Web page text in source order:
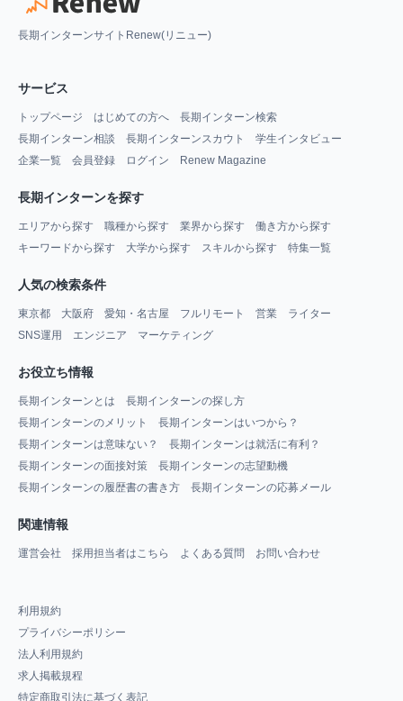
長期インターンサイトRenew(リニュー)
サービス
トップページ はじめての方へ
長期インターン検索
長期インターン相談
長期インターンスカウト
学生インタビュー
企業一覧
会員登録 ログイン Renew Magazine
長期インターンを探す
エリアから探す 職種から探す 業界から探す
働き方から探す
キーワードから探す
大学から探す スキルから探す 特集一覧
人気の検索条件
東京都 大阪府 愛知・名古屋 フルリモート 営業
ライター
SNS運用
エンジニア マーケティング
お役立ち情報
長期インターンとは
長期インターンの探し方
長期インターンのメリット
長期インターンはいつから？
長期インターンは意味ない？
長期インターンは就活に有利？
長期インターンの面接対策
長期インターンの志望動機
長期インターンの履歴書の書き方
長期インターンの応募メール
関連情報
運営会社 採用担当者はこちら よくある質問 お問い合わせ
利用規約
プライバシーポリシー
法人利用規約
求人掲載規程
特定商取引法に基づく表記